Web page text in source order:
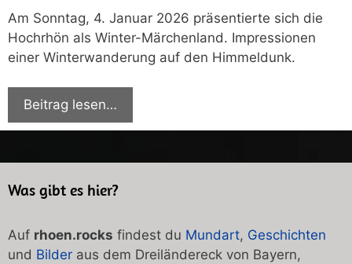
Am Sonntag, 4. Januar 2026 präsentierte sich die
Hochrhön als Winter-Märchenland. Impressionen
einer Winterwanderung auf den Himmeldunk.
Beitrag lesen…
Was gibt es hier?
Auf rhoen.rocks findest du Mundart, Geschichten
und Bilder aus dem Dreiländereck von Bayern,